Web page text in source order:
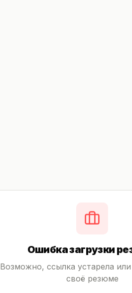
Ошибка загрузки
Возможно, ссылка устарела
своё резюме